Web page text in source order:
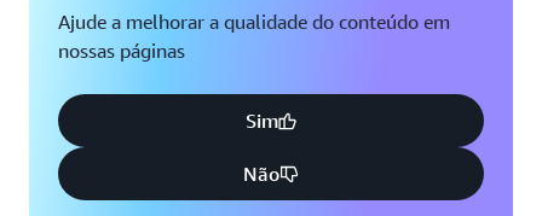
Ajude a melhorar a qualidade do conteúdo em
nossas páginas
Sim
Não